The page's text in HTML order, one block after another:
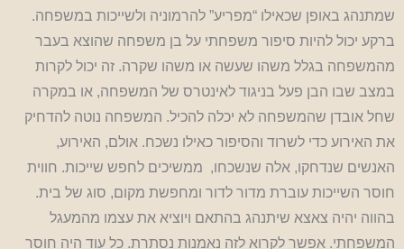
שמתנהג באופן שכאילו “מפריע” להרמוניה ולשייכות במשפחה.
ברקע יכול להיות סיפור משפחתי על בן משפחה שהוצא בעבר
מהמשפחה בגלל משהו שעשה או משהו שקרה. זה יכול לקרות
במצב שבו הבן פעל בניגוד לאינטרס של המשפחה, או במקרה
שחל אובדן שהמשפחה לא יכלה להכיל. המשפחה נוטה להדחיק
את האירוע כדי לשרוד והסיפור כאילו נשכח. אולם, האירוע,
האנשים שנדחקו, אלה שנשכחו, ממשיכים לחפש שייכות. חווית
חוסר השייכות עוברת מדור לדור ומחפשת מקום, סוג של בית.
בהווה יהיה צאצא שיתנהג בהתאם ויוציא את עצמו מהמעגל
המשפחתי. אפשר לקרוא לזה נאמנות נסתרת. כל עוד היה חוסר